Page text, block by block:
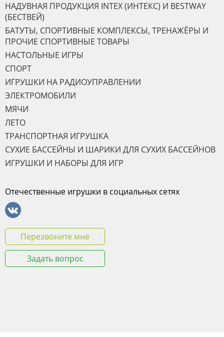
НАДУВНАЯ ПРОДУКЦИЯ INTEX (ИНТЕКС) И BESTWAY
(БЕСТВЕЙ)
БАТУТЫ, СПОРТИВНЫЕ КОМПЛЕКСЫ, ТРЕНАЖЁРЫ И
ПРОЧИЕ СПОРТИВНЫЕ ТОВАРЫ
НАСТОЛЬНЫЕ ИГРЫ
СПОРТ
ИГРУШКИ НА РАДИОУПРАВЛЕНИИ
ЭЛЕКТРОМОБИЛИ
МЯЧИ
ЛЕТО
ТРАНСПОРТНАЯ ИГРУШКА
СУХИЕ БАССЕЙНЫ И ШАРИКИ ДЛЯ СУХИХ БАССЕЙНОВ
ИГРУШКИ И НАБОРЫ ДЛЯ ИГР
Отечественные игрушки в социальных сетях
Перезвоните мне
Задать вопрос